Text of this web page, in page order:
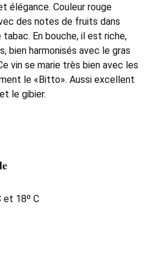
élégance. Couleur rouge
des notes de fruits dans
En bouche, il est riche,
bien harmonisés avec le gras
vin se marie très bien avec les
le «Bitto». Aussi excellent
le gibier.
et 18º C